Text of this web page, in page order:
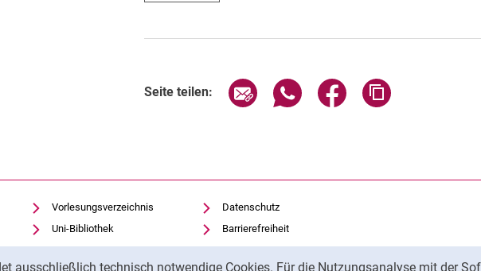
ausschließlich technisch notwendige Cookies. Für die Nutzungsanalyse mit der
Seite teilen: Seite über E-Mail teilen
Seite über WhatsApp teilen
Seite über Facebook
Vorlesungsverzeichnis
Uni-Bibliothek
Moodle
Datenschutz
Barrierefreiheit
Transparenter KI-Einsatz